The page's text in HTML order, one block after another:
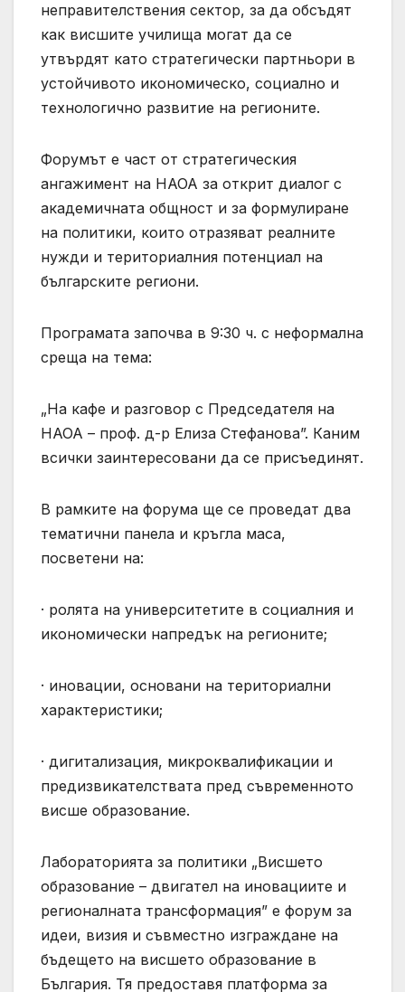
неправителствения сектор, за да обсъдят
как висшите училища могат да се
утвърдят като стратегически партньори в
устойчивото икономическо, социално и
технологично развитие на регионите.
Форумът е част от стратегическия
ангажимент на НАОА за открит диалог с
академичната общност и за формулиране
на политики, които отразяват реалните
нужди и териториалния потенциал на
българските региони.
Програмата започва в 9:30 ч. с неформална
среща на тема:
„На кафе и разговор с Председателя на
НАОА – проф. д-р Елиза Стефанова”. Каним
всички заинтересовани да се присъединят.
В рамките на форума ще се проведат два
тематични панела и кръгла маса,
посветени на:
· ролята на университетите в социалния и
икономически напредък на регионите;
· иновации, основани на териториални
характеристики;
· дигитализация, микроквалификации и
предизвикателствата пред съвременното
висше образование.
Лабораторията за политики „Висшето
образование – двигател на иновациите и
регионалната трансформация” е форум за
идеи, визия и съвместно изграждане на
бъдещето на висшето образование в
България. Тя предоставя платформа за